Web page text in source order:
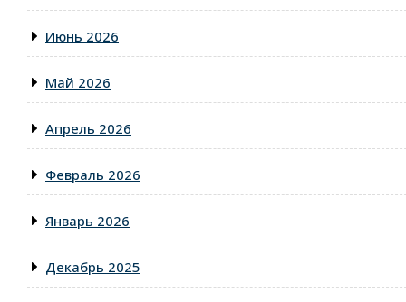
Июнь 2026
Май 2026
Апрель 2026
Февраль 2026
Январь 2026
Декабрь 2025